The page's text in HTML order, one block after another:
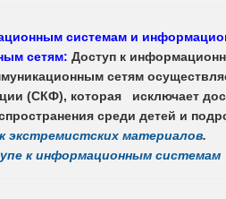
системам и
сетям: Доступ к
сетям
(СКФ), которая исключает
среди детей и
экстремистских материалов.
к информационным системам